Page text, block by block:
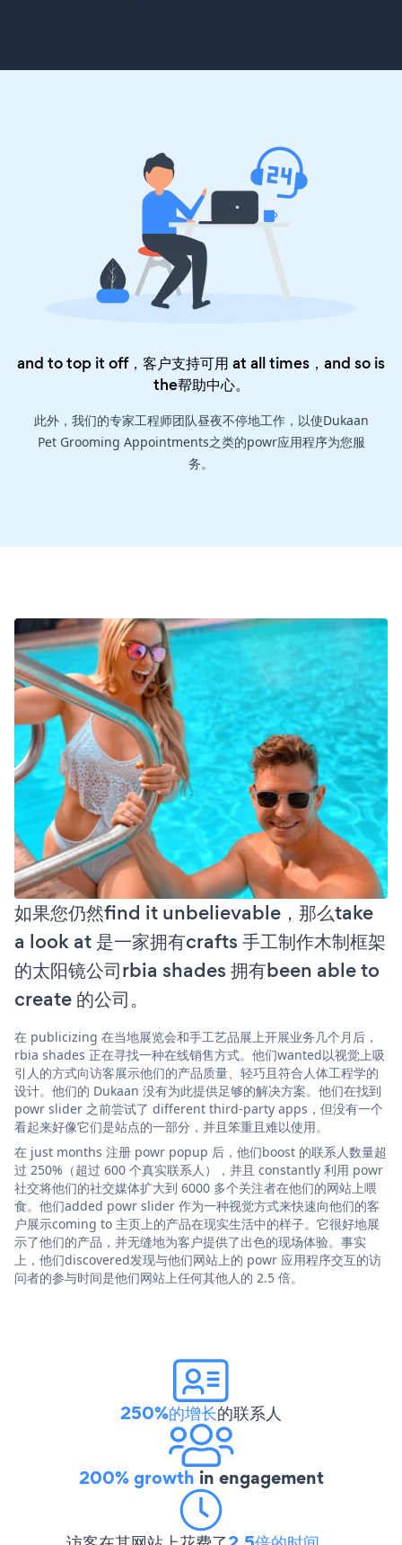
and to top it off，客户支持可用 at all times，and so is
the帮助中心。
此外，我们的专家工程师团队昼夜不停地工作，以使Dukaan
Pet Grooming Appointments之类的powr应用程序为您服
务。
如果您仍然find it unbelievable，那么take
a look at 是一家拥有crafts 手工制作木制框架
的太阳镜公司rbia shades 拥有been able to
create 的公司。
在 publicizing 在当地展览会和手工艺品展上开展业务几个月后，
rbia shades 正在寻找一种在线销售方式。他们wanted以视觉上吸
引人的方式向访客展示他们的产品质量、轻巧且符合人体工程学的
设计。他们的 Dukaan 没有为此提供足够的解决方案。他们在找到
powr slider 之前尝试了 different third-party apps，但没有一个
看起来好像它们是站点的一部分，并且笨重且难以使用。
在 just months 注册 powr popup 后，他们boost 的联系人数量超
过 250%（超过 600 个真实联系人），并且 constantly 利用 powr
社交将他们的社交媒体扩大到 6000 多个关注者在他们的网站上喂
食。他们added powr slider 作为一种视觉方式来快速向他们的客
户展示coming to 主页上的产品在现实生活中的样子。它很好地展
示了他们的产品，并无缝地为客户提供了出色的现场体验。事实
上，他们discovered发现与他们网站上的 powr 应用程序交互的访
问者的参与时间是他们网站上任何其他人的 2.5 倍。
250%的增长的联系人
200% growth in engagement